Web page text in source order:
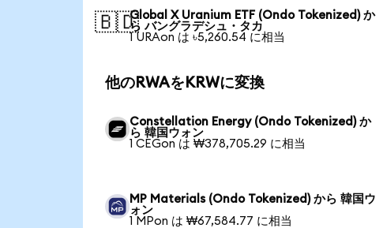
🇧🇩Global X Uranium ETF (Ondo Tokenized) か
ら バングラデシュ・タカ
1 URAon は ৳5,260.54 に相当
他のRWAをKRWに変換
Constellation Energy (Ondo Tokenized) か
ら 韓国ウォン
1 CEGon は ₩378,705.29 に相当
MP Materials (Ondo Tokenized) から 韓国ウ
ォン
1 MPon は ₩67,584.77 に相当